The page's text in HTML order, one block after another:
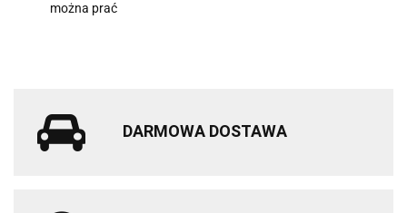
można prać
DARMOWA DOSTAWA